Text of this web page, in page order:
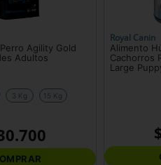
Agility Gold
Adultos
3 Kg 15 Kg
.700
Royal Canin
Alimento
Cachorros
Large